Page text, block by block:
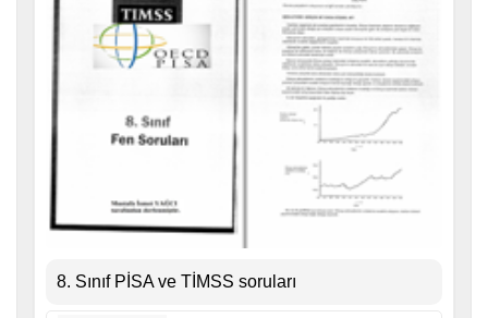
8. Sınıf PİSA ve TİMSS soruları